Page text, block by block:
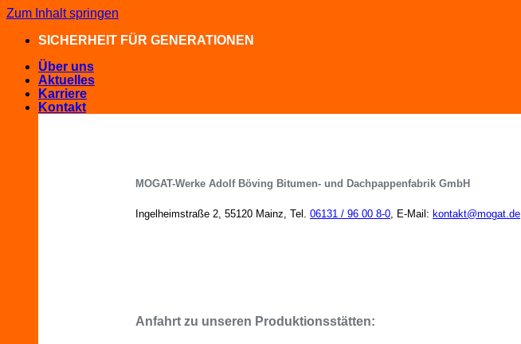
Zum Inhalt springen
SICHERHEIT FÜR GENERATIONEN
Über uns
Aktuelles
Karriere
Kontakt
MOGAT-Werke Adolf Böving Bitumen- und Dachpappenfabrik GmbH
Ingelheimstraße 2, 55120 Mainz, Tel. 06131 / 96 00 8-0, E-Mail: kontakt@mogat.de
Anfahrt zu unseren Produktionsstätten: